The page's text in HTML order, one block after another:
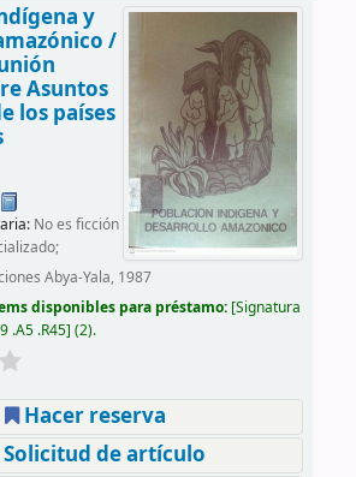
y
/
Asuntos
los países
No es ficción
Abya-Yala, 1987
disponibles para préstamo: Signatura
.A5 .R45 (2).
Hacer reserva
de artículo